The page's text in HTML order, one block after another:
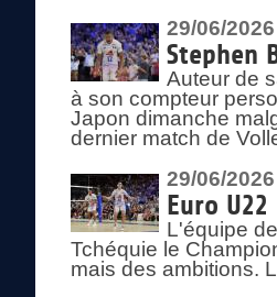
29/06/2026
Stephen
Auteur de
à son compteur
Japon dimanche
dernier match de
29/06/2026
Euro
L'équipe
Tchéquie le
mais des ambitions.